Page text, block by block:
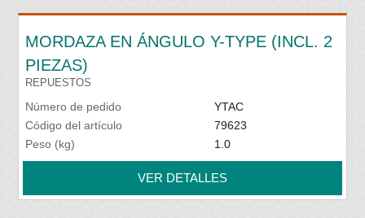
MORDAZA EN ÁNGULO Y-TYPE (INCL. 2
PIEZAS)
REPUESTOS
Número de pedido
YTAC
Código del artículo
79623
Peso (kg)
1.0
VER DETALLES